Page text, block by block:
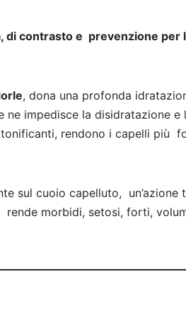
di contrasto e prevenzione per
, dona una profonda
impedisce la disidratazione
rendono i capelli più
sul cuoio capelluto, un’azione
rende morbidi, setosi, forti,